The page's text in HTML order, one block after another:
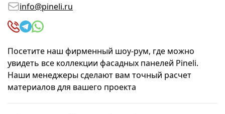
info@pineli.ru
Посетите наш фирменный шоу-рум, где можно
увидеть все коллекции фасадных панелей Pineli.
Наши менеджеры сделают вам точный расчет
материалов для вашего проекта